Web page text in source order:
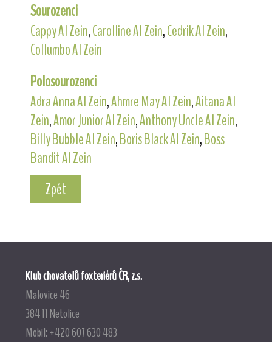
Sourozenci
Cappy Al Zein,Carolline Al Zein,Cedrik Al Zein,
Collumbo Al Zein
Polosourozenci
Adra Anna Al Zein,Ahmre May Al Zein,Aitana Al
Zein,Amor Junior Al Zein,Anthony Uncle Al Zein,
Billy Bubble Al Zein,Boris Black Al Zein,Boss
Bandit Al Zein
Zpět
Klub chovatelů foxteriérů ČR, z.s.
Malovice 46
384 11 Netolice
Mobil: +420 607 630 483